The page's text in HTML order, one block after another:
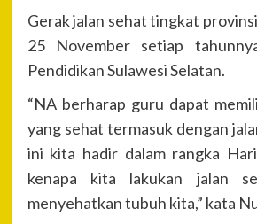
Gerak jalan sehat tingkat
25 November setiap
Pendidikan Sulawesi Selatan.
“NA berharap guru dapat
yang sehat termasuk dengan
ini kita hadir dalam rangka
kenapa kita lakukan jalan
menyehatkan tubuh kita,” kata